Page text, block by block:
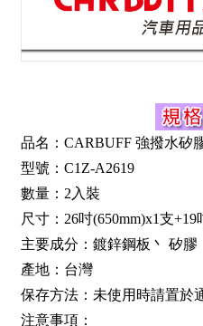
品名：CARBUFF 強撥水矽
型號：C1Z-A2619
數量：2入裝
尺寸：26吋(650mm)x1支+19
主要成分：鍍鋅鋼板丶 矽膠
產地：台灣
保存方法：未使用時請置於
注意事項：